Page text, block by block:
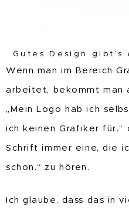
Gutes Design gibt’s
Wenn man im Bereich
arbeitet, bekommt man
„Mein Logo hab ich
ich keinen Grafiker für.“
Schrift immer eine, die
schon.“ zu hören.
Ich glaube, dass das in